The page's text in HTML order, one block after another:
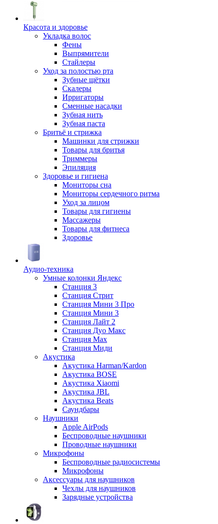
Красота и здоровье
Укладка волос
Фены
Выпрямители
Стайлеры
Уход за полостью рта
Зубные щётки
Скалеры
Ирригаторы
Сменные насадки
Зубная нить
Зубная паста
Бритьё и стрижка
Машинки для стрижки
Товары для бритья
Триммеры
Эпиляция
Здоровье и гигиена
Мониторы сна
Мониторы сердечного ритма
Уход за лицом
Товары для гигиены
Массажеры
Товары для фитнеса
Здоровье
Аудио-техника
Умные колонки Яндекс
Станция 3
Станция Стрит
Станция Мини 3 Про
Станция Мини 3
Станция Лайт 2
Станция Дуо Макс
Станция Max
Станция Миди
Акустика
Акустика Harman/Kardon
Акустика BOSE
Акустика Xiaomi
Акустика JBL
Акустика Beats
Саундбары
Наушники
Apple AirPods
Беспроводные наушники
Проводные наушники
Микрофоны
Беспроводные радиосистемы
Микрофоны
Аксессуары для наушников
Чехлы для наушников
Зарядные устройства